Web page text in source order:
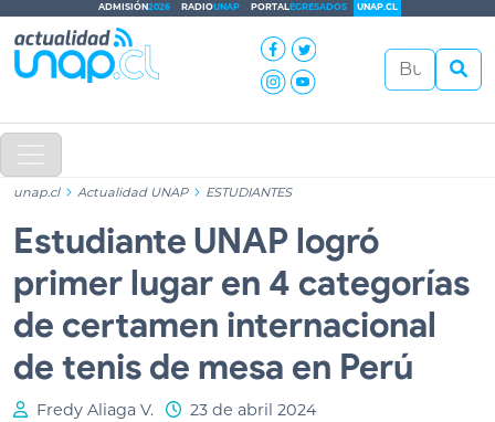
ADMISIÓN2026 RADIOUNAP PORTALEGRESADOS UNAP.CL
unap.cl Actualidad UNAP ESTUDIANTES
Estudiante UNAP logró
primer lugar en 4 categorías
de certamen internacional
de tenis de mesa en Perú
Fredy Aliaga V.
23 de abril 2024